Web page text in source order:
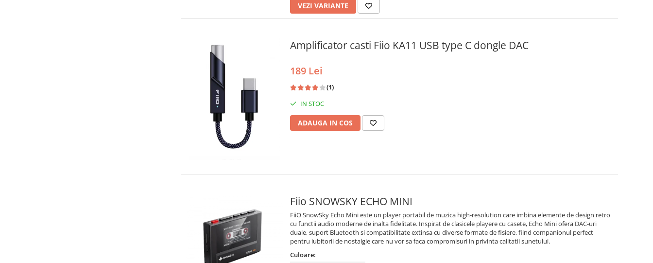
VEZI VARIANTE
Amplificator casti Fiio KA11 USB type C dongle DAC
189 Lei
(1)
IN STOC
ADAUGA IN COS
Fiio SNOWSKY ECHO MINI
FiiO SnowSky Echo Mini este un player portabil de muzica high-resolution care imbina elemente de design retro
cu functii audio moderne de inalta fidelitate. Inspirat de clasicele playere cu casete, Echo Mini ofera DAC-uri
duale, suport Bluetooth si compatibilitate extinsa cu diverse formate de fisiere, fiind companionul perfect
pentru iubitorii de nostalgie care nu vor sa faca compromisuri in privinta calitatii sunetului.
Culoare: